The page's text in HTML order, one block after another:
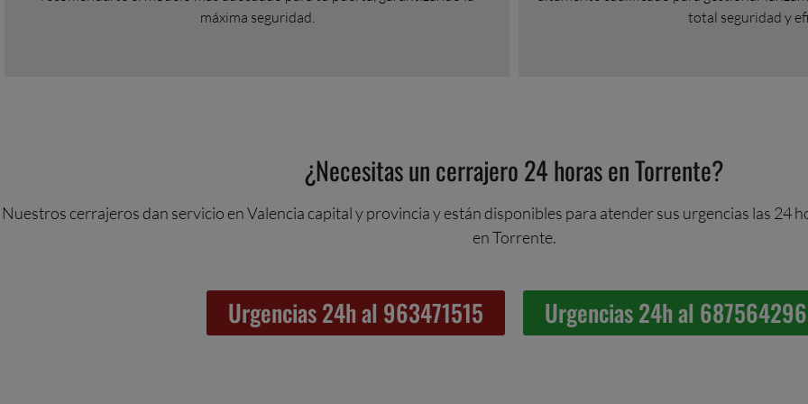
máxima seguridad.
total seguridad y
¿Necesitas un cerrajero 24 horas en Torrente?
Nuestros cerrajeros dan servicio en Valencia capital y provincia y están disponibles para atender sus urgencias las 24
en Torrente.
Urgencias 24h al 963471515 Urgencias 24h al 687564296